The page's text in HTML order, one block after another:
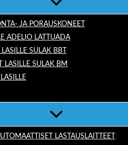
JA PORAUSKONEET
ADELIO LATTUADA
SULAK BBT
LASILLE SULAK BM
LASTAUSLAITTEET